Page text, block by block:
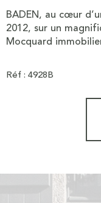
BADEN, au cœur
2012, sur un
Mocquard
Réf : 4928B